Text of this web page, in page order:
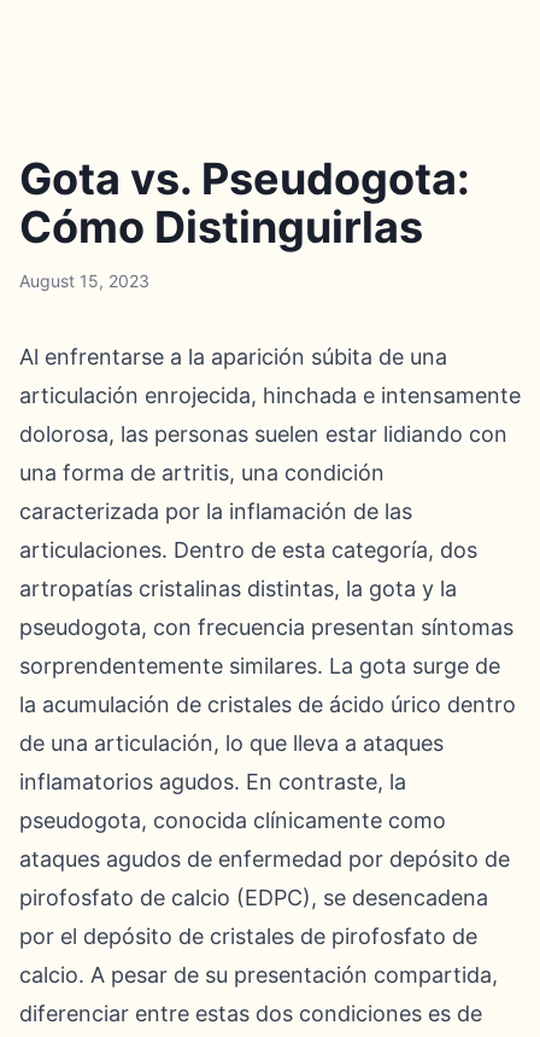
Gota vs. Pseudogota:
Cómo Distinguirlas
August 15, 2023
Al enfrentarse a la aparición súbita de una
articulación enrojecida, hinchada e intensamente
dolorosa, las personas suelen estar lidiando con
una forma de artritis, una condición
caracterizada por la inflamación de las
articulaciones. Dentro de esta categoría, dos
artropatías cristalinas distintas, la gota y la
pseudogota, con frecuencia presentan síntomas
sorprendentemente similares. La gota surge de
la acumulación de cristales de ácido úrico dentro
de una articulación, lo que lleva a ataques
inflamatorios agudos. En contraste, la
pseudogota, conocida clínicamente como
ataques agudos de enfermedad por depósito de
pirofosfato de calcio (EDPC), se desencadena
por el depósito de cristales de pirofosfato de
calcio. A pesar de su presentación compartida,
diferenciar entre estas dos condiciones es de